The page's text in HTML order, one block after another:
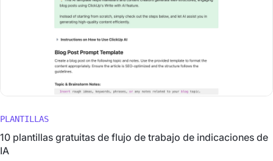
PLANTILLAS
10 plantillas gratuitas de flujo de trabajo de indicaciones de
IA